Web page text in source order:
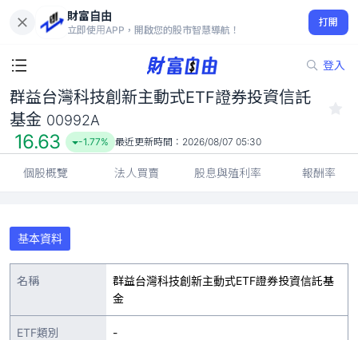
財富自由
立即使用APP，開啟您的股市智慧導航！
打開
登入
群益台灣科技創新主動式ETF證券投資信託基金 00992A
16.63
-1.77%
群益台灣科技創新主動式ETF證券投資信託
基金 00992A
16.63 -1.77% 最近更新時間： 2026/08/07 05:30
個股概覽 法人買賣 股息與殖利率 報酬率
基本資料
名稱
群益台灣科技創新主動式ETF證券投資信託基
金
ETF類別 -